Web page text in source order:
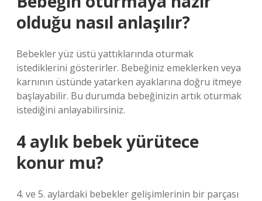
olduğu nasıl anlaşılır?
Bebekler yüz üstü yattıklarında oturmak
istediklerini gösterirler. Bebeğiniz emeklerken veya
karnının üstünde yatarken ayaklarına doğru itmeye
başlayabilir. Bu durumda bebeğinizin artık oturmak
istediğini anlayabilirsiniz.
4 aylık bebek yürütece
konur mu?
4. ve 5. aylardaki bebekler gelişimlerinin bir parçası